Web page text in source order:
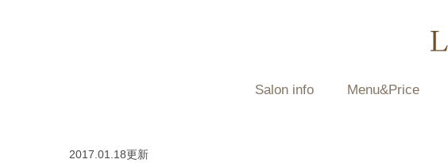
Salon info Menu&Price
2017.01.18更新